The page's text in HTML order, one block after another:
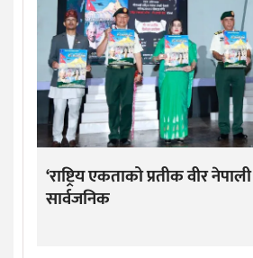
‘राष्ट्रिय एकताको प्रतीक वीर
सार्वजनिक